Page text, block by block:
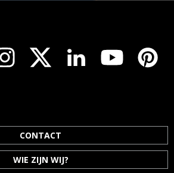
CONTACT
WIE ZIJN WIJ?